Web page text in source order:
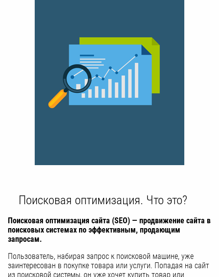
Поисковая оптимизация. Что это?
Поисковая оптимизация сайта (SEO) — продвижение сайта в
поисковых системах по эффективным, продающим
запросам.
Пользователь, набирая запрос к поисковой машине, уже
заинтересован в покупке товара или услуги. Попадая на сайт
из поисковой системы, он уже хочет купить товар или